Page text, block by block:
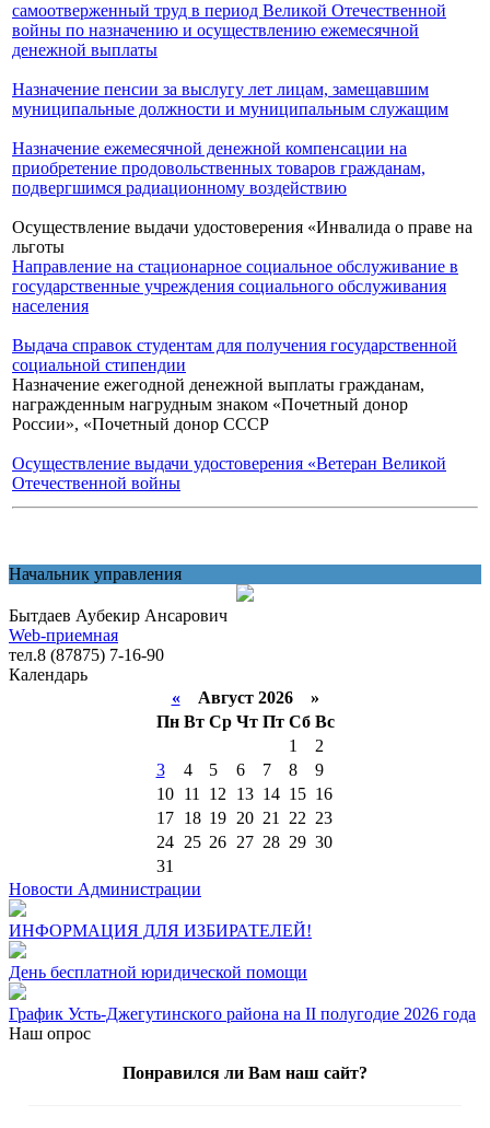
самоотверженный труд в период Великой Отечественной
войны по назначению и осуществлению ежемесячной
денежной выплаты
Назначение пенсии за выслугу лет лицам, замещавшим
муниципальные должности и муниципальным служащим
Назначение ежемесячной денежной компенсации на
приобретение продовольственных товаров гражданам,
подвергшимся радиационному воздействию
Осуществление выдачи удостоверения «Инвалида о праве на
льготы
Направление на стационарное социальное обслуживание в
государственные учреждения социального обслуживания
населения
Выдача справок студентам для получения государственной
социальной стипендии
Назначение ежегодной денежной выплаты гражданам,
награжденным нагрудным знаком «Почетный донор
России», «Почетный донор СССР
Осуществление выдачи удостоверения «Ветеран Великой
Отечественной войны
Начальник управления
Бытдаев Аубекир Ансарович
Web-приемная
тел.8 (87875) 7-16-90
Календарь
«Август 2026 »
Пн Вт Ср Чт Пт Сб Вс
1
2
3
4 5 6 7 8
9
10
11 12 13 14 15 16
17
18 19 20 21 22 23
24
25 26 27 28 29 30
31
Новости Администрации
ИНФОРМАЦИЯ ДЛЯ ИЗБИРАТЕЛЕЙ!
День бесплатной юридической помощи
График Усть-Джегутинского района на II полугодие 2026 года
Наш опрос
Понравился ли Вам наш сайт?